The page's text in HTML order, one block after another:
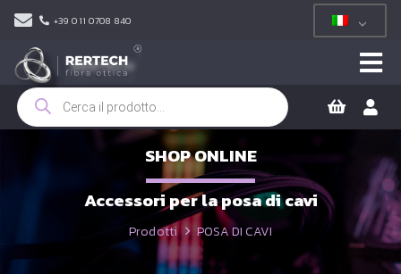
+39 011 0708 840
Ricerca
prodotti
SHOP ONLINE
Accessori per la posa di cavi
Prodotti POSA DI CAVI